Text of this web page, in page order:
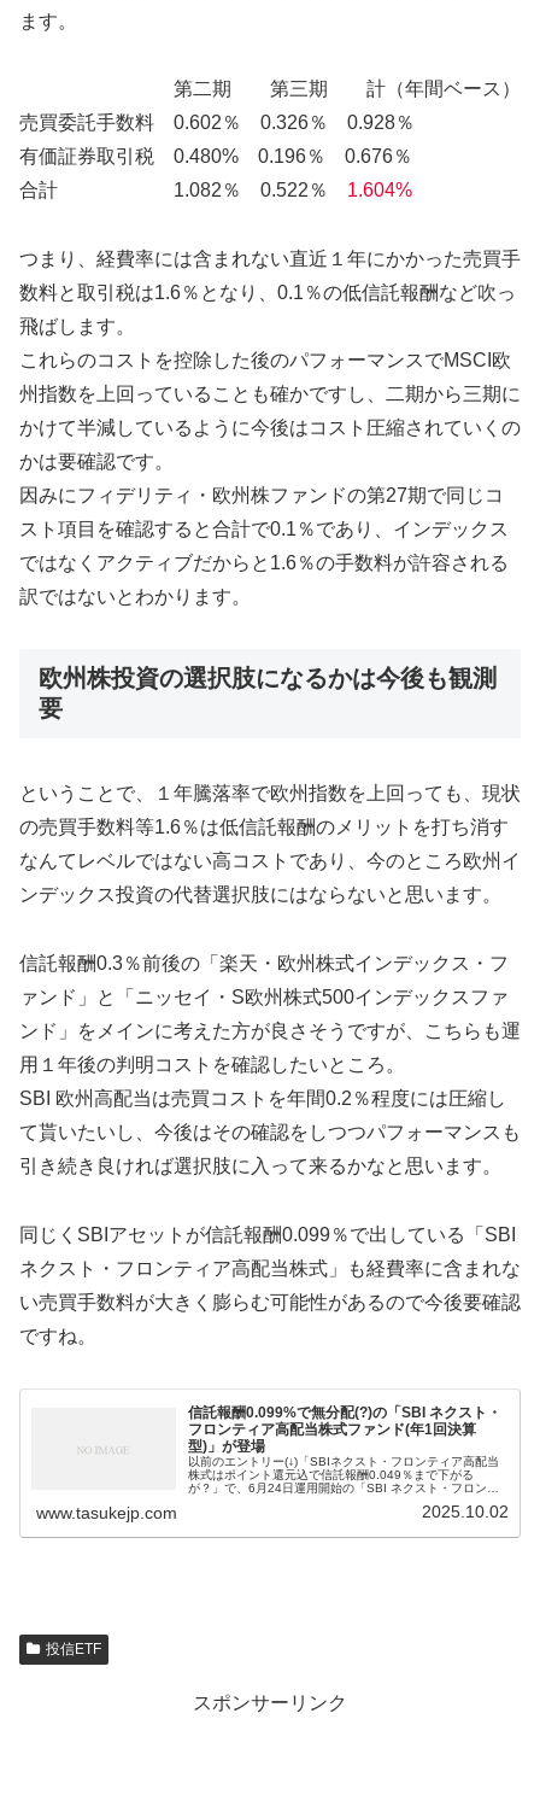
ます。
第二期 第三期 計（年間ベース）
売買委託手数料 0.602％ 0.326％ 0.928％
有価証券取引税 0.480% 0.196％ 0.676％
合計 1.082％ 0.522％ 1.604%
つまり、経費率には含まれない直近１年にかかった売買手
数料と取引税は1.6％となり、0.1％の低信託報酬など吹っ
飛ばします。
これらのコストを控除した後のパフォーマンスでMSCI欧
州指数を上回っていることも確かですし、二期から三期に
かけて半減しているように今後はコスト圧縮されていくの
かは要確認です。
因みにフィデリティ・欧州株ファンドの第27期で同じコ
スト項目を確認すると合計で0.1％であり、インデックス
ではなくアクティブだからと1.6％の手数料が許容される
訳ではないとわかります。
欧州株投資の選択肢になるかは今後も観測
要
ということで、１年騰落率で欧州指数を上回っても、現状
の売買手数料等1.6％は低信託報酬のメリットを打ち消す
なんてレベルではない高コストであり、今のところ欧州イ
ンデックス投資の代替選択肢にはならないと思います。
信託報酬0.3％前後の「楽天・欧州株式インデックス・フ
ァンド」と「ニッセイ・S欧州株式500インデックスファ
ンド」をメインに考えた方が良さそうですが、こちらも運
用１年後の判明コストを確認したいところ。
SBI 欧州高配当は売買コストを年間0.2％程度には圧縮し
て貰いたいし、今後はその確認をしつつパフォーマンスも
引き続き良ければ選択肢に入って来るかなと思います。
同じくSBIアセットが信託報酬0.099％で出している「SBI
ネクスト・フロンティア高配当株式」も経費率に含まれな
い売買手数料が大きく膨らむ可能性があるので今後要確認
ですね。
信託報酬0.099%で無分配(?)の「SBI ネクスト・
フロンティア高配当株式ファンド(年1回決算
型)」が登場
以前のエントリー(↓)「SBIネクスト・フロンティア高配当
株式はポイント還元込で信託報酬0.049％まで下がる
が？」で、6月24日運用開始の「SBI ネクスト・フロンテ
www.tasukejp.com 2025.10.02
投信ETF
スポンサーリンク